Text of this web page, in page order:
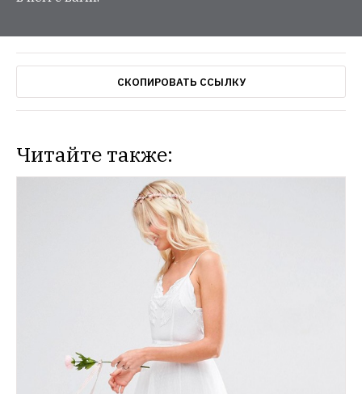
СКОПИРОВАТЬ ССЫЛКУ
Читайте также:
На Петровском бульваре 18 марта
откроется после ремонта Brandshop
Теперь в магазине будут продаваться
только кроссовки и кеды